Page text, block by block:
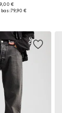
tailles
€
:79,90 €